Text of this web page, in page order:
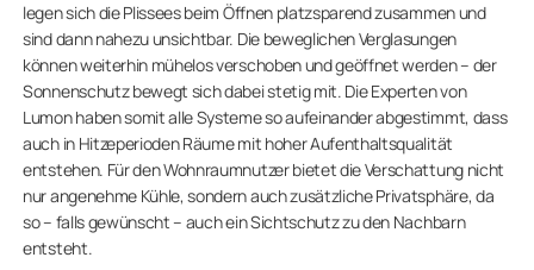
legen sich die Plissees beim Öffnen platzsparend zusammen und
sind dann nahezu unsichtbar. Die beweglichen Verglasungen
können weiterhin mühelos verschoben und geöffnet werden – der
Sonnenschutz bewegt sich dabei stetig mit. Die Experten von
Lumon haben somit alle Systeme so aufeinander abgestimmt, dass
auch in Hitzeperioden Räume mit hoher Aufenthaltsqualität
entstehen. Für den Wohnraumnutzer bietet die Verschattung nicht
nur angenehme Kühle, sondern auch zusätzliche Privatsphäre, da
so – falls gewünscht – auch ein Sichtschutz zu den Nachbarn
entsteht.